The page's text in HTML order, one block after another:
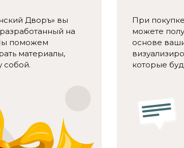
Дворъ» вы
на
поможем
материалы,
собой.
При
можете
основе
которые